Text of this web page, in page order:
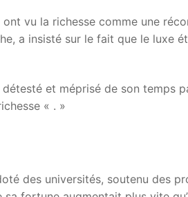
vu la richesse comme une
a insisté sur le fait que le luxe
et méprisé de son temps
« . »
des universités, soutenu des